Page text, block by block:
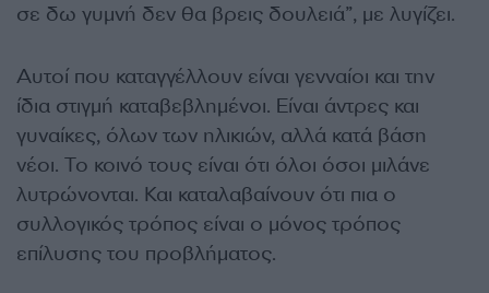
σε δω γυμνή δεν θα βρεις δουλειά”, με λυγίζει.
Αυτοί που καταγγέλλουν είναι γενναίοι και την
ίδια στιγμή καταβεβλημένοι. Είναι άντρες και
γυναίκες, όλων των ηλικιών, αλλά κατά βάση
νέοι. Το κοινό τους είναι ότι όλοι όσοι μιλάνε
λυτρώνονται. Και καταλαβαίνουν ότι πια ο
συλλογικός τρόπος είναι ο μόνος τρόπος
επίλυσης του προβλήματος.